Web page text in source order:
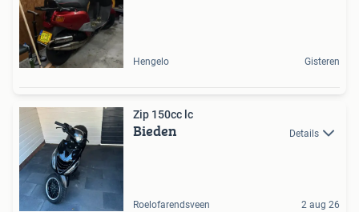
Hengelo Gisteren
Zip 150cc lc
Bieden Details
Roelofarendsveen 2 aug 26